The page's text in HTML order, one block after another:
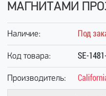
МАГНИТАМИ
Наличие: Под
Код товара: SE-
Производитель: